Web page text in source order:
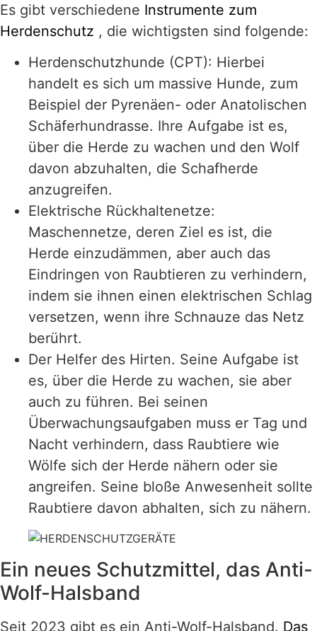
Es gibt verschiedene Instrumente zum
Herdenschutz , die wichtigsten sind folgende:
Herdenschutzhunde (CPT): Hierbei
handelt es sich um massive Hunde, zum
Beispiel der Pyrenäen- oder Anatolischen
Schäferhundrasse. Ihre Aufgabe ist es,
über die Herde zu wachen und den Wolf
davon abzuhalten, die Schafherde
anzugreifen.
Elektrische Rückhaltenetze:
Maschennetze, deren Ziel es ist, die
Herde einzudämmen, aber auch das
Eindringen von Raubtieren zu verhindern,
indem sie ihnen einen elektrischen Schlag
versetzen, wenn ihre Schnauze das Netz
berührt.
Der Helfer des Hirten. Seine Aufgabe ist
es, über die Herde zu wachen, sie aber
auch zu führen. Bei seinen
Überwachungsaufgaben muss er Tag und
Nacht verhindern, dass Raubtiere wie
Wölfe sich der Herde nähern oder sie
angreifen. Seine bloße Anwesenheit sollte
Raubtiere davon abhalten, sich zu nähern.
Ein neues Schutzmittel, das Anti-
Wolf-Halsband
Seit 2023 gibt es ein Anti-Wolf-Halsband. Das